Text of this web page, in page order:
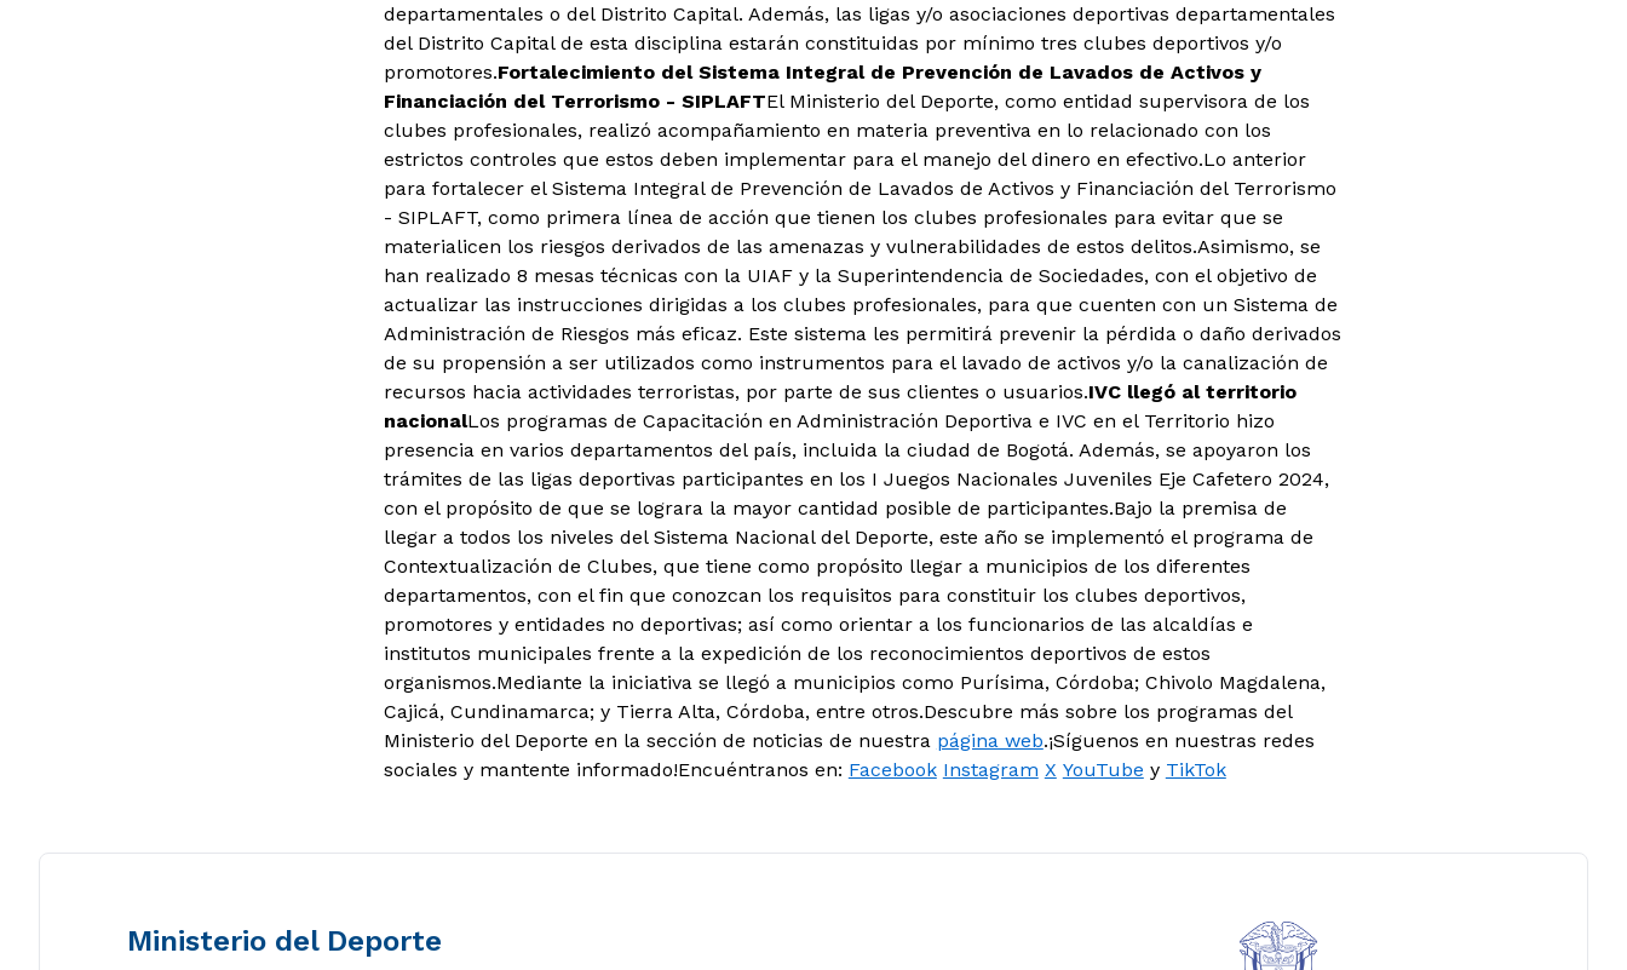
departamentales o del Distrito Capital. Además, las ligas y/o asociaciones deportivas departamentales
del Distrito Capital de esta disciplina estarán constituidas por mínimo tres clubes deportivos y/o
promotores.Fortalecimiento del Sistema Integral de Prevención de Lavados de Activos y
Financiación del Terrorismo - SIPLAFTEl Ministerio del Deporte, como entidad supervisora de los
clubes profesionales, realizó acompañamiento en materia preventiva en lo relacionado con los
estrictos controles que estos deben implementar para el manejo del dinero en efectivo.Lo anterior
para fortalecer el Sistema Integral de Prevención de Lavados de Activos y Financiación del Terrorismo
- SIPLAFT, como primera línea de acción que tienen los clubes profesionales para evitar que se
materialicen los riesgos derivados de las amenazas y vulnerabilidades de estos delitos.Asimismo, se
han realizado 8 mesas técnicas con la UIAF y la Superintendencia de Sociedades, con el objetivo de
actualizar las instrucciones dirigidas a los clubes profesionales, para que cuenten con un Sistema de
Administración de Riesgos más eficaz. Este sistema les permitirá prevenir la pérdida o daño derivados
de su propensión a ser utilizados como instrumentos para el lavado de activos y/o la canalización de
recursos hacia actividades terroristas, por parte de sus clientes o usuarios.IVC llegó al territorio
nacionalLos programas de Capacitación en Administración Deportiva e IVC en el Territorio hizo
presencia en varios departamentos del país, incluida la ciudad de Bogotá. Además, se apoyaron los
trámites de las ligas deportivas participantes en los I Juegos Nacionales Juveniles Eje Cafetero 2024,
con el propósito de que se lograra la mayor cantidad posible de participantes.Bajo la premisa de
llegar a todos los niveles del Sistema Nacional del Deporte, este año se implementó el programa de
Contextualización de Clubes, que tiene como propósito llegar a municipios de los diferentes
departamentos, con el fin que conozcan los requisitos para constituir los clubes deportivos,
promotores y entidades no deportivas; así como orientar a los funcionarios de las alcaldías e
institutos municipales frente a la expedición de los reconocimientos deportivos de estos
organismos.Mediante la iniciativa se llegó a municipios como Purísima, Córdoba; Chivolo Magdalena,
Cajicá, Cundinamarca; y Tierra Alta, Córdoba, entre otros.Descubre más sobre los programas del
Ministerio del Deporte en la sección de noticias de nuestra página web.¡Síguenos en nuestras redes
sociales y mantente informado!Encuéntranos en: Facebook Instagram X YouTube y TikTok
Ministerio del Deporte